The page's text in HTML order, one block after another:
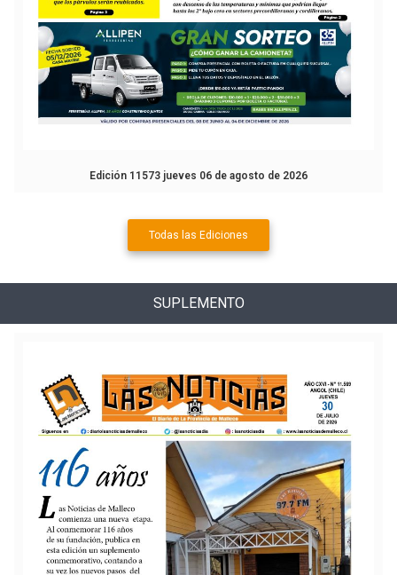
Edición 11573 jueves 06 de agosto de 2026
Todas las Ediciones
SUPLEMENTO